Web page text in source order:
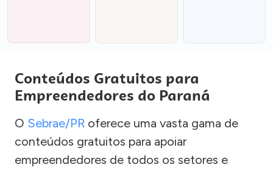
Conteúdos Gratuitos para
Empreendedores do Paraná
O Sebrae/PR oferece uma vasta gama de
conteúdos gratuitos para apoiar
empreendedores de todos os setores e